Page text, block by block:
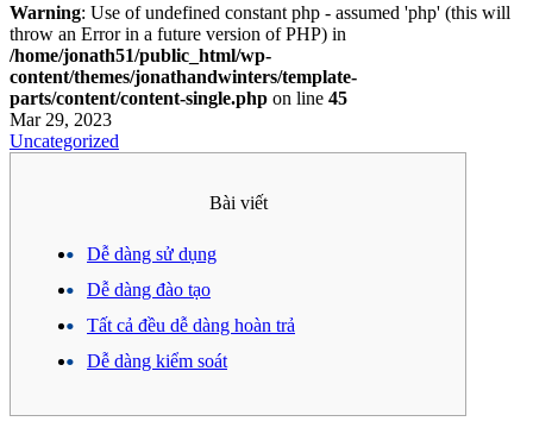
Warning: Use of undefined constant php - assumed 'php' (this will
throw an Error in a future version of PHP) in
/home/jonath51/public_html/wp-
content/themes/jonathandwinters/template-
parts/content/content-single.php on line 45
Mar 29, 2023
Uncategorized
Bài viết
Dễ dàng sử dụng
Dễ dàng đào tạo
Tất cả đều dễ dàng hoàn trả
Dễ dàng kiểm soát